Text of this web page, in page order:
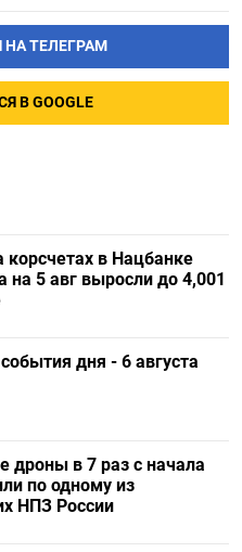
ТЕЛЕГРАМ
В GOOGLE
корсчетах в Нацбанке
на 5 авг выросли до 4,001
дня - 6 августа
дроны в 7 раз с начала
по одному из
НПЗ России